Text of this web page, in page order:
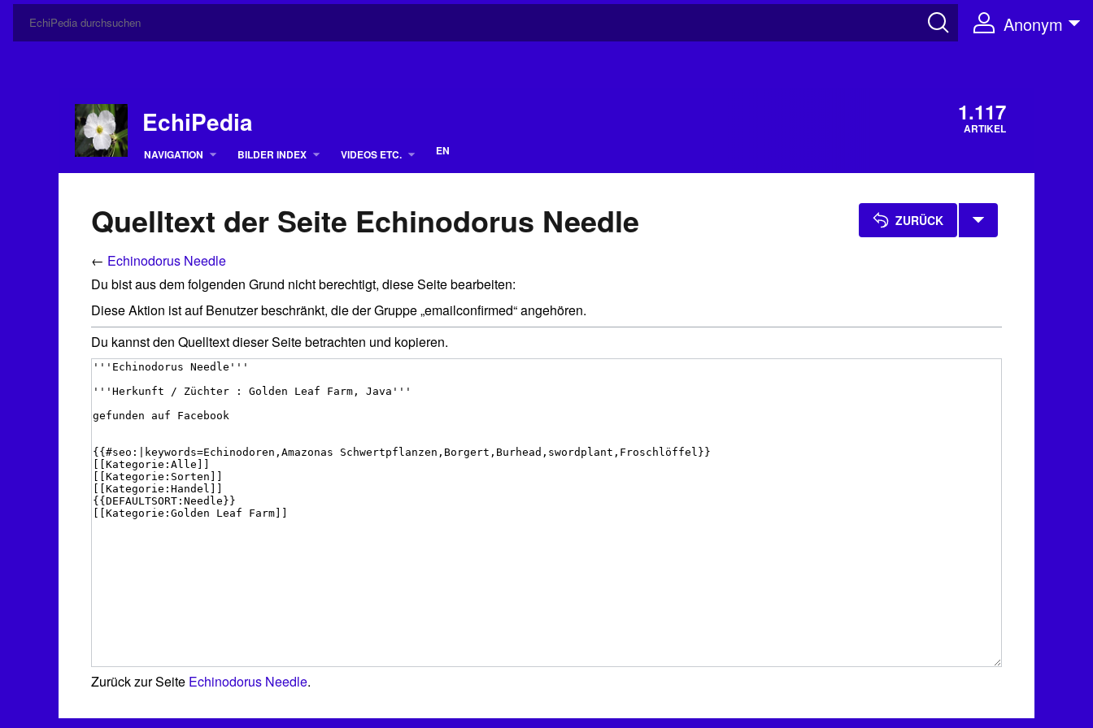
Anonym
EchiPedia 1.117
ARTIKEL
NAVIGATION
BILDER INDEX VIDEOS ETC. EN
Quelltext der Seite Echinodorus Needle ZURÜCK
← Echinodorus Needle
Du bist aus dem folgenden Grund nicht berechtigt, diese Seite bearbeiten:
Diese Aktion ist auf Benutzer beschränkt, die der Gruppe „emailconfirmed“ angehören.
Du kannst den Quelltext dieser Seite betrachten und kopieren.
Zurück zur Seite Echinodorus Needle.